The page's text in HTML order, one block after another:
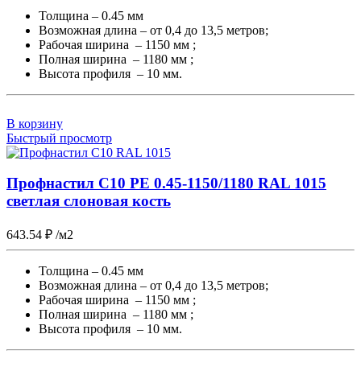
Толщина – 0.45 мм
Возможная длина – от 0,4 до 13,5 метров;
Рабочая ширина – 1150 мм ;
Полная ширина – 1180 мм ;
Высота профиля – 10 мм.
В корзину
Быстрый просмотр
Профнастил С10 PE 0.45-1150/1180 RAL 1015
светлая слоновая кость
643.54 ₽ /м2
Толщина – 0.45 мм
Возможная длина – от 0,4 до 13,5 метров;
Рабочая ширина – 1150 мм ;
Полная ширина – 1180 мм ;
Высота профиля – 10 мм.